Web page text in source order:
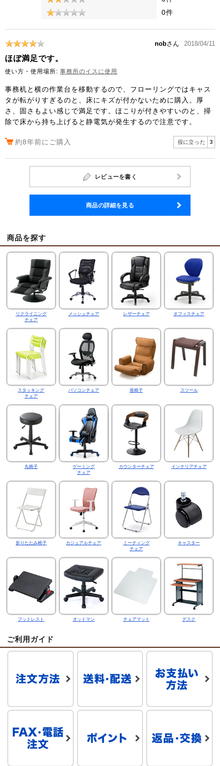
0件
nobさん 2018/04/11
ほぼ満足です。
使い方・使用場所: 事務所のイスに使用
事務机と横の作業台を移動するので、フローリングではキャス
タが転がりすぎるのと、床にキズが付かないために購入。厚
さ、固さもよい感じで満足です。ほこりが付きやすいのと、掃
除で床から持ち上げると静電気が発生するので注意です。
約8年前にご購入 役に立った 3
レビューを書く
商品の詳細を見る
商品を探す
リクライニング
チェア
メッシュチェア レザーチェア オフィスチェア
スタッキング
チェア
パソコンチェア 座椅子 スツール
丸椅子
ゲーミング
チェア
カウンターチェア インテリアチェア
折りたたみ椅子 カジュアルチェア
ミーティング
チェア
キャスター
フットレスト オットマン チェアマット デスク
ご利用ガイド